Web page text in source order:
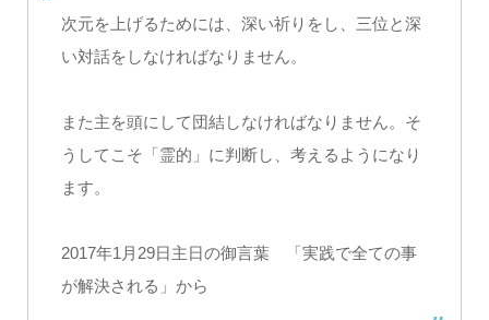
次元を上げるためには、深い祈りをし、三位と深
い対話をしなければなりません。
また主を頭にして団結しなければなりません。そ
うしてこそ「霊的」に判断し、考えるようになり
ます。
2017年1月29日主日の御言葉 「実践で全ての事
が解決される」から